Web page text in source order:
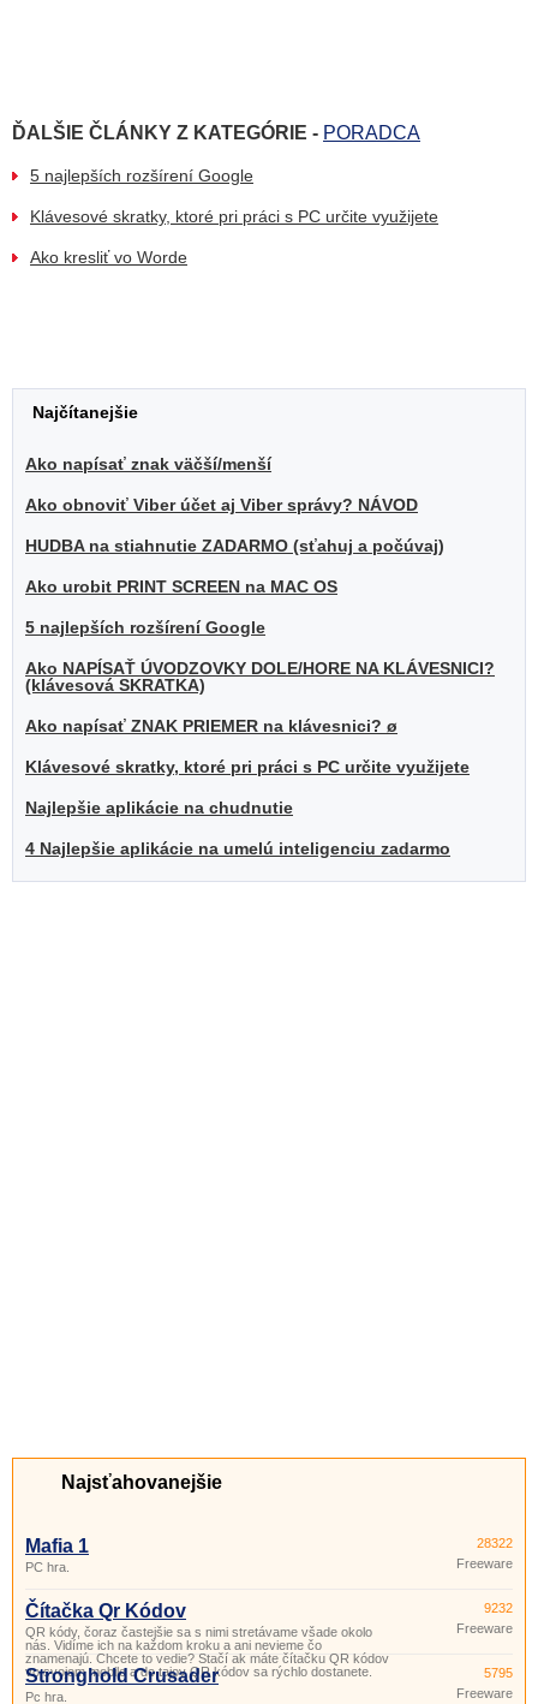
ĎALŠIE ČLÁNKY Z KATEGÓRIE - PORADCA
5 najlepších rozšírení Google
Klávesové skratky, ktoré pri práci s PC určite využijete
Ako kresliť vo Worde
Najčítanejšie
Ako napísať znak väčší/menší
Ako obnoviť Viber účet aj Viber správy? NÁVOD
HUDBA na stiahnutie ZADARMO (sťahuj a počúvaj)
Ako urobit PRINT SCREEN na MAC OS
5 najlepších rozšírení Google
Ako NAPÍSAŤ ÚVODZOVKY DOLE/HORE NA KLÁVESNICI?
(klávesová SKRATKA)
Ako napísať ZNAK PRIEMER na klávesnici? ø
Klávesové skratky, ktoré pri práci s PC určite využijete
Najlepšie aplikácie na chudnutie
4 Najlepšie aplikácie na umelú inteligenciu zadarmo
Najsťahovanejšie
Mafia 1
PC hra.
28322
Freeware
Čítačka Qr Kódov
QR kódy, čoraz častejšie sa s nimi stretávame všade okolo
nás. Vidíme ich na každom kroku a ani nevieme čo
znamenajú. Chcete to vedie? Stačí ak máte čítačku QR kódov
vo svojom mobile a do tajov QR kódov sa rýchlo dostanete.
9232
Freeware
Stronghold Crusader
Pc hra.
5795
Freeware